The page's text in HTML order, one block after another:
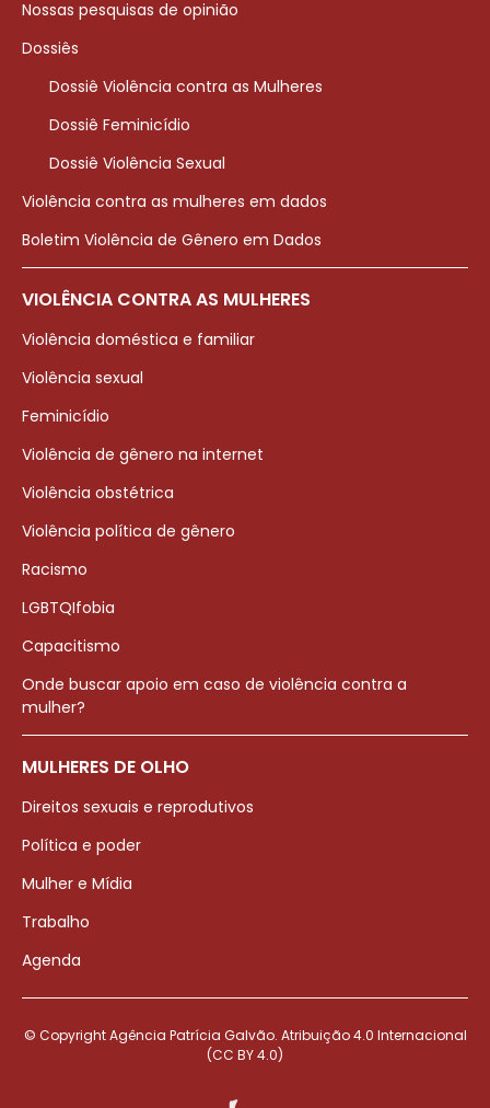
Nossas pesquisas de opinião
Dossiês
Dossiê Violência contra as Mulheres
Dossiê Feminicídio
Dossiê Violência Sexual
Violência contra as mulheres em dados
Boletim Violência de Gênero em Dados
VIOLÊNCIA CONTRA AS MULHERES
Violência doméstica e familiar
Violência sexual
Feminicídio
Violência de gênero na internet
Violência obstétrica
Violência política de gênero
Racismo
LGBTQIfobia
Capacitismo
Onde buscar apoio em caso de violência contra a
mulher?
MULHERES DE OLHO
Direitos sexuais e reprodutivos
Política e poder
Mulher e Mídia
Trabalho
Agenda
© Copyright Agência Patrícia Galvão. Atribuição 4.0 Internacional
(CC BY 4.0)